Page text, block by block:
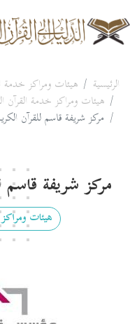
الرئيسية
هيئات ومراكز خدمة
هيئات ومراكز خدمة القرآن
مركز شريفة قاسم للقرآن
مركز شريفة قاسم
هيئات